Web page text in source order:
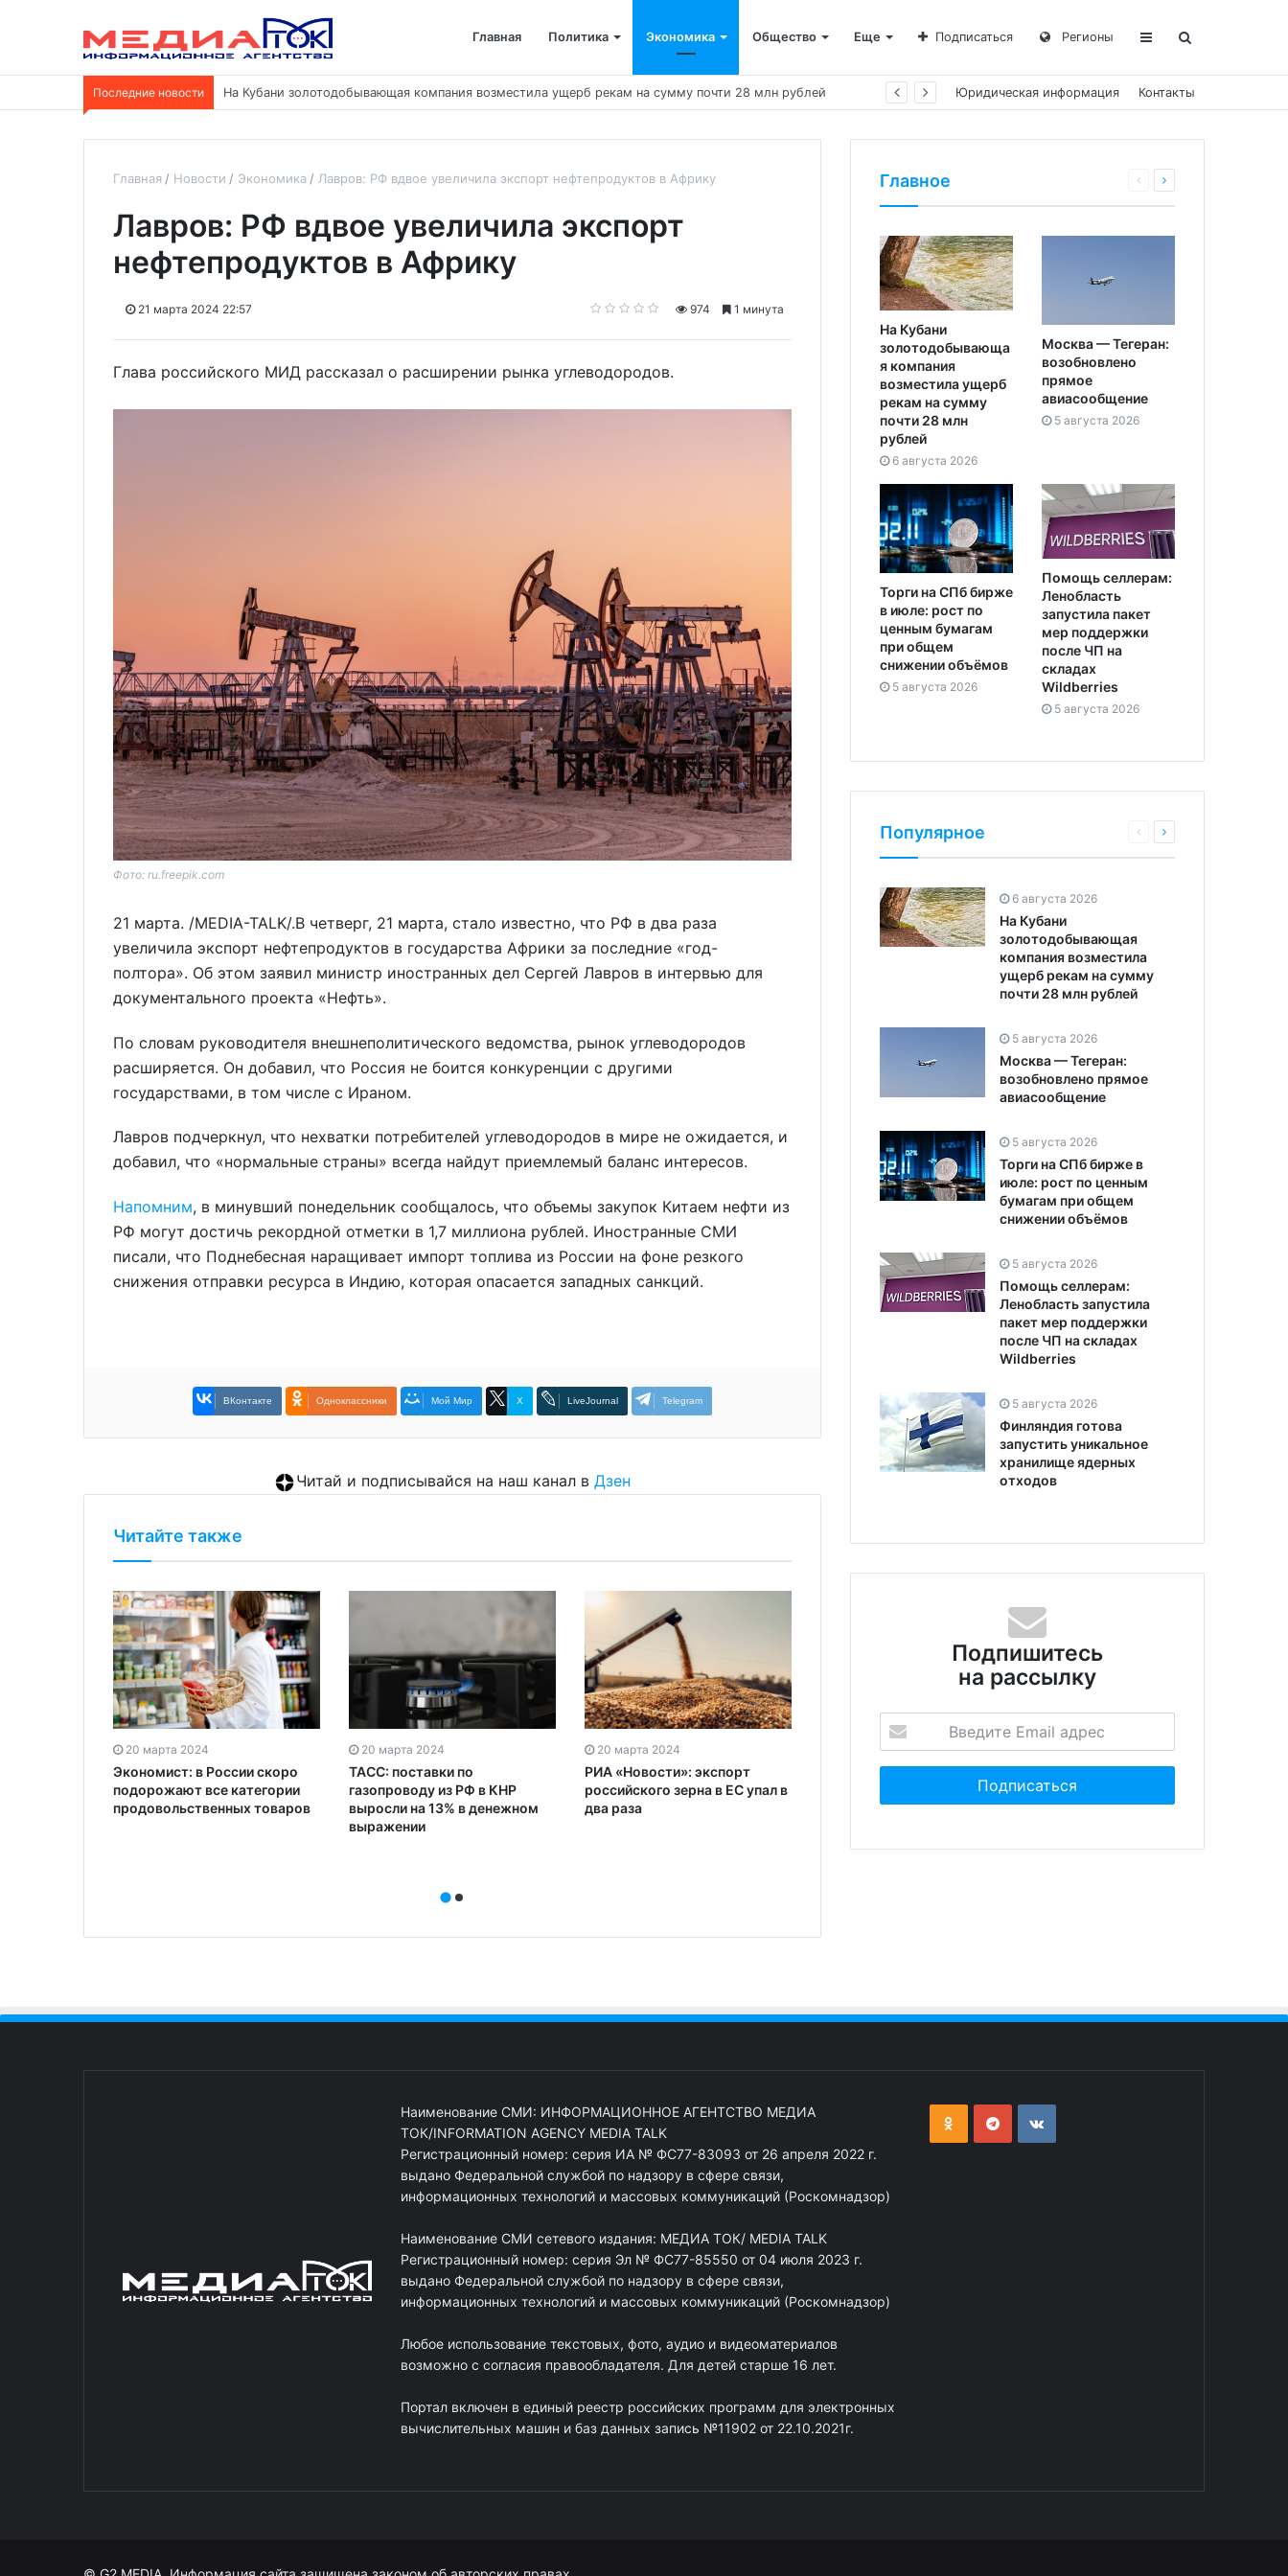
Главная Политика Экономика Общество Еще Подписаться Регионы
Последние новости Москва — Тегеран: возобновлено прямое авиасообщение Юридическая информация Контакты
Главная Новости Экономика Лавров: РФ вдвое увеличила экспорт нефтепродуктов в Африку
Лавров: РФ вдвое увеличила экспорт
нефтепродуктов в Африку
21 марта 2024 22:57 974 1 минута
Глава российского МИД рассказал о расширении рынка углеводородов.
Фото: ru.freepik.com
21 марта. /MEDIA-TALK/.В четверг, 21 марта, стало известно, что РФ в два раза
увеличила экспорт нефтепродуктов в государства Африки за последние «год-
полтора». Об этом заявил министр иностранных дел Сергей Лавров в интервью для
документального проекта «Нефть».
По словам руководителя внешнеполитического ведомства, рынок углеводородов
расширяется. Он добавил, что Россия не боится конкуренции с другими
государствами, в том числе с Ираном.
Лавров подчеркнул, что нехватки потребителей углеводородов в мире не ожидается, и
добавил, что «нормальные страны» всегда найдут приемлемый баланс интересов.
Напомним, в минувший понедельник сообщалось, что объемы закупок Китаем нефти из
РФ могут достичь рекордной отметки в 1,7 миллиона рублей. Иностранные СМИ
писали, что Поднебесная наращивает импорт топлива из России на фоне резкого
снижения отправки ресурса в Индию, которая опасается западных санкций.
ВКонтакте Одноклассники Мой Мир X LiveJournal Telegram
Читай и подписывайся на наш канал в Дзен
Читайте также
20 марта 2024
Экономист: в России скоро
подорожают все категории
продовольственных товаров
20 марта 2024
ТАСС: поставки по
газопроводу из РФ в КНР
выросли на 13% в денежном
выражении
20 марта 2024
РИА «Новости»: экспорт
российского зерна в ЕС упал в
два раза
20 марта 2024
Курс биткоина снижался до 60
20 марта 2024
Bloomberg: ЕС предложил
план использования доходов
от российских активов для
Киева
Главное
На Кубани
золотодобывающа
я компания
возместила ущерб
рекам на сумму
почти 28 млн
рублей
6 августа 2026
Москва — Тегеран:
возобновлено
прямое
авиасообщение
5 августа 2026
Торги на СПб бирже
в июле: рост по
ценным бумагам
при общем
снижении объёмов
5 августа 2026
Помощь селлерам:
Ленобласть
запустила пакет
мер поддержки
после ЧП на
складах
Wildberries
5 августа 2026
Популярное
6 августа 2026
На Кубани
золотодобывающая
компания возместила
ущерб рекам на сумму
почти 28 млн рублей
5 августа 2026
Москва — Тегеран:
возобновлено прямое
авиасообщение
5 августа 2026
Торги на СПб бирже в
июле: рост по ценным
бумагам при общем
снижении объёмов
5 августа 2026
Помощь селлерам:
Ленобласть запустила
пакет мер поддержки
после ЧП на складах
Wildberries
5 августа 2026
Финляндия готова
запустить уникальное
хранилище ядерных
отходов
Подпишитесь
на рассылку
Наименование СМИ: ИНФОРМАЦИОННОЕ АГЕНТСТВО МЕДИА
ТОК/INFORMATION AGENCY MEDIA TALK
Регистрационный номер: серия ИА № ФС77-83093 от 26 апреля 2022 г.
выдано Федеральной службой по надзору в сфере связи,
информационных технологий и массовых коммуникаций (Роскомнадзор)
Наименование СМИ сетевого издания: МЕДИА ТОК/ MEDIA TALK
Регистрационный номер: серия Эл № ФС77-85550 от 04 июля 2023 г.
выдано Федеральной службой по надзору в сфере связи,
информационных технологий и массовых коммуникаций (Роскомнадзор)
Любое использование текстовых, фото, аудио и видеоматериалов
возможно с согласия правообладателя. Для детей старше 16 лет.
Портал включен в единый реестр российских программ для электронных
вычислительных машин и баз данных запись №11902 от 22.10.2021г.